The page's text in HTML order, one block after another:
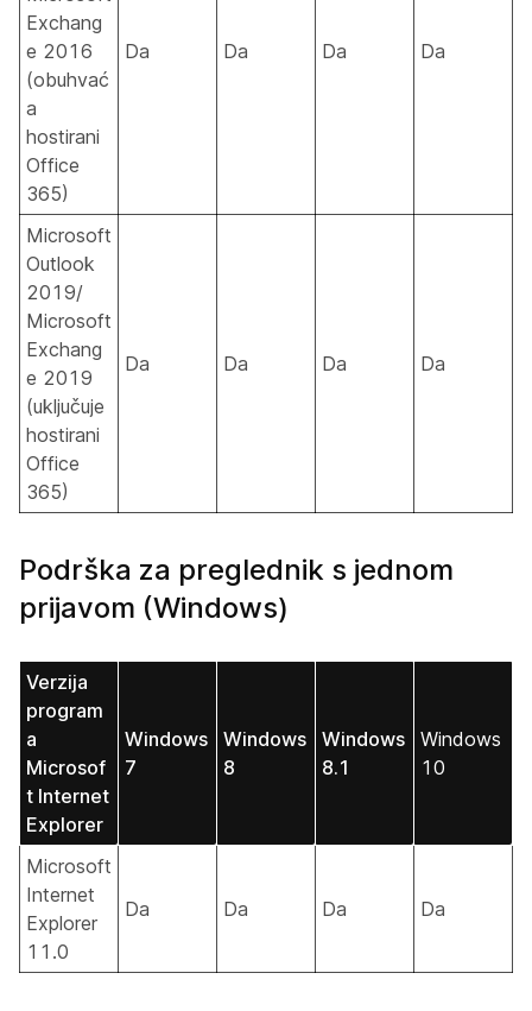
Exchang
e 2016
(obuhvać
a
hostirani
Office
365)
Da Da Da Da
Microsoft
Outlook
2019/
Microsoft
Exchang
e 2019
(uključuje
hostirani
Office
365)
Da Da Da Da
Podrška za preglednik s jednom
prijavom (Windows)
Verzija
program
a
Microsof
t Internet
Explorer
Windows
7
Windows
8
Windows
8.1
Windows
10
Microsoft
Internet
Explorer
11.0
Da Da Da Da